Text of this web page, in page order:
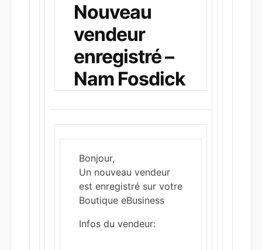
Nouveau
vendeur
enregistré –
Nam Fosdick
Bonjour,
Un nouveau vendeur
est enregistré sur votre
Boutique eBusiness
Infos du vendeur: